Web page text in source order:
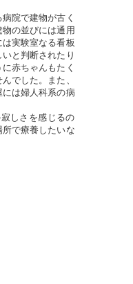
院で建物が古く
の並びには通用
実験室なる看板
と判断されたり
赤ちゃんもたく
でした。また、
は婦人科系の病
しさを感じるの
で療養したいな